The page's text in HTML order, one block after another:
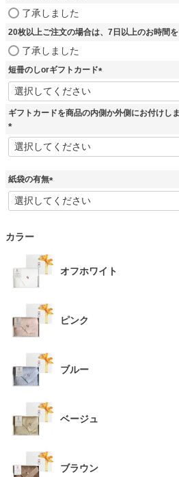
須
了承しました
20枚以上ご注文の場合は、7日以上のお時間
了承しました
短冊のしorギフトカード
(
須
ギフトカードを商品の内側か外側にお付けし
(
必
)紙袋の有無
(
必
カラー
オフホワイト
ピンク
ブルー
ベージュ
ブラウン